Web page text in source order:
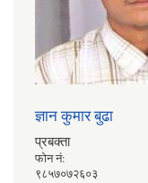
ज्ञान कुमार बुढा
प्रबक्ता
फोन नं:
९८५७०७२६०३